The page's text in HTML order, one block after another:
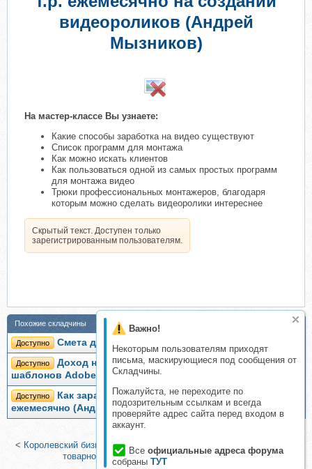
Важно!
Некоторым пользователям приходят
письма, маскирующиеся под сообщения от
Складчины.
Пожалуйста, не переходите по
подозрительным ссылкам и всегда
проверяйте адрес сайта перед входом в
аккаунт.
Все официальные адреса форума
собраны ТУТ
видеороликов (Андрей
Мызников)
На мастер-классе Вы узнаете:
Какие способы заработка на видео существуют
Список программ для монтажа
Как можно искать клиентов
Как пользоваться одной из самых простых программ
для монтажа видео
Трюки профессиональных монтажеров, благодаря
которым можно сделать видеоролики интереснее
Скрытый текст. Доступен только
зарегистрированным пользователям.
Похожие складчины
Доступно Смета для видеографа (Андрей Мызников)
Доступно
Доход на создании заставок и графики из
шаблонов Adobe After Effects (Андрей Мызников)
Доступно
Как зарабатывать до 300 000 рублей
ежемесячно (Андрей Захаров)
< Королевский бизнес. Пакет VIP (Ольга Дми)
Сутки на старт, по
товарному бизнесу (Дмитрий Москаленко)>